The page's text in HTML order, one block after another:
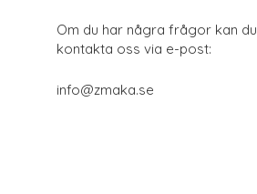
Om du har några frågor kan du
kontakta oss via e-post:
info@zmaka.se